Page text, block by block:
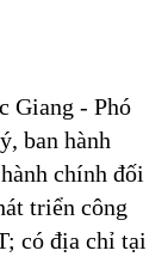
Giang - Phó
ban hành
chính đối
triển công
có địa chỉ tại